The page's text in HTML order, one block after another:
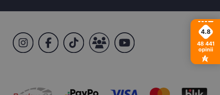
4.8
48 441
opinii